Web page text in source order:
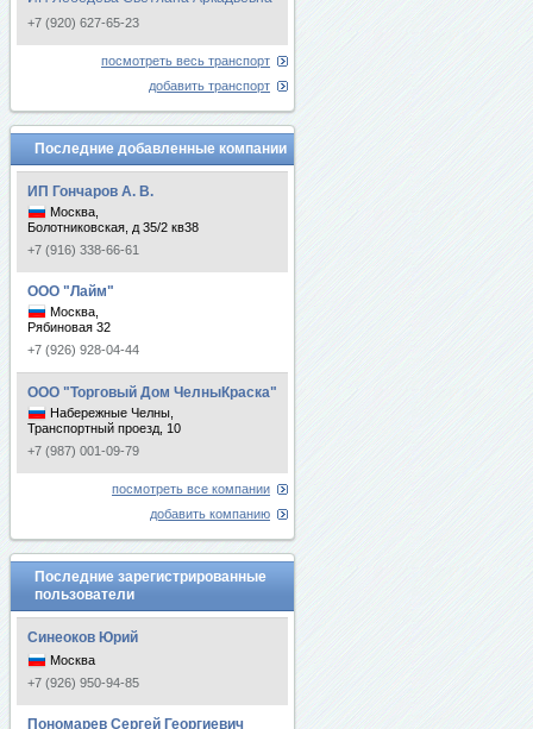
+7 (920) 627-65-23
посмотреть весь транспорт
добавить транспорт
Последние добавленные компании
ИП Гончаров А. В.
Москва,
Болотниковская, д 35/2 кв38
+7 (916) 338-66-61
ООО "Лайм"
Москва,
Рябиновая 32
+7 (926) 928-04-44
ООО "Торговый Дом ЧелныКраска"
Набережные Челны,
Транспортный проезд, 10
+7 (987) 001-09-79
посмотреть все компании
добавить компанию
Последние зарегистрированные
пользователи
Синеоков Юрий
Москва
+7 (926) 950-94-85
Пономарев Сергей Георгиевич